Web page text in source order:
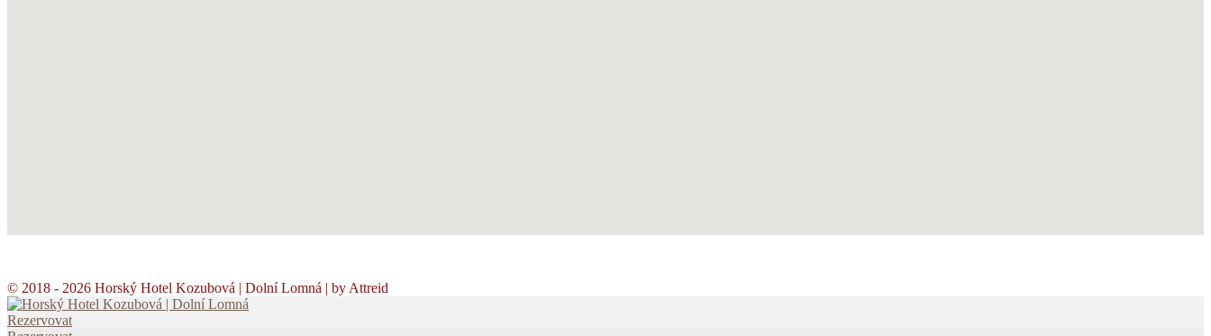
© 2018 - 2026 Horský Hotel Kozubová | Dolní Lomná | by Attreid
Rezervovat